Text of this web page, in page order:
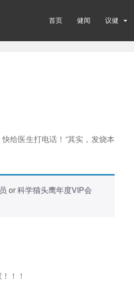
首页 健闻 议健
给医生打电话！”其实，发烧本
or科学猫头鹰年度VIP会
！！